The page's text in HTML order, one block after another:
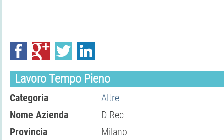
Lavoro Tempo Pieno
Categoria
Altre
Nome Azienda
D Rec
Provincia
Milano